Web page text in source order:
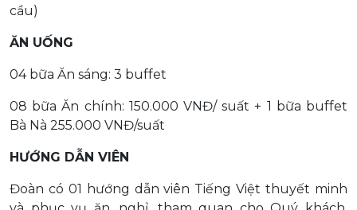
cầu)
ĂN UỐNG
04 bữa Ăn sáng: 3 buffet
08 bữa Ăn chính: 150.000 VNĐ/ suất + 1 bữa buffet
Bà Nà 255.000 VNĐ/suất
HƯỚNG DẪN VIÊN
Đoàn có 01 hướng dẫn viên Tiếng Việt thuyết minh